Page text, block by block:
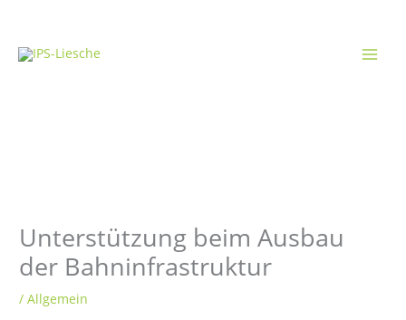
springen
Unterstützung beim Ausbau
der Bahninfrastruktur
/Allgemein